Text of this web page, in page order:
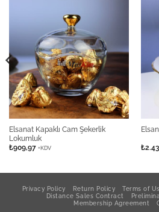
Elsanat Kapaklı Cam Şekerlik
Lokumluk
₺909,97 +KDV ₺
Privacy Policy Return Policy Terms of
Distance Sales Contract
Membership Agreement